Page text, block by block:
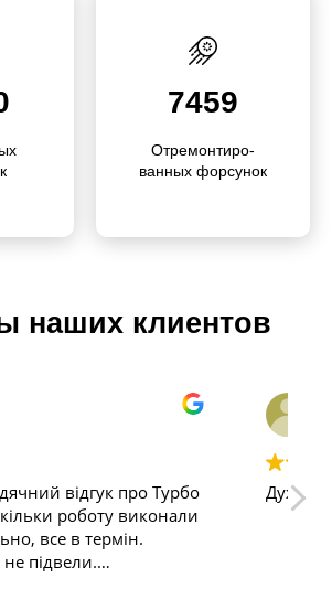
7459
Отремон­тиро­
ванных форсунок
наших клиентов
класний сервіс